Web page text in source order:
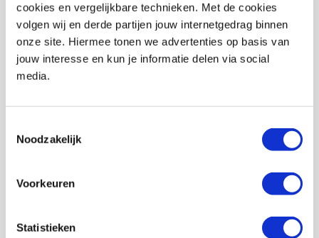
cookies en vergelijkbare technieken. Met de cookies
volgen wij en derde partijen jouw internetgedrag binnen
onze site. Hiermee tonen we advertenties op basis van
jouw interesse en kun je informatie delen via social
media.
Noodzakelijk
Voorkeuren
Statistieken
Geen alarm verplichting!
3 jaar aanschaf- of taxatiewaarde vergoeding mogelijk. Geen
afschrijving!
Accessoires tot € 1.500,- gratis meeverzekerd
meeverzekerd
Gratis pechservice in heel Europa
Je gebruik maakt van de winterstop (15 december tot 1 maart)